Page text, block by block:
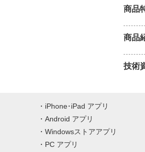
商品
商品
技術
iPhone･iPad アプリ
Android アプリ
Windowsストアアプリ
PC アプリ